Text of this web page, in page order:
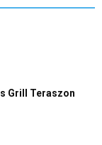
Grill Teraszon